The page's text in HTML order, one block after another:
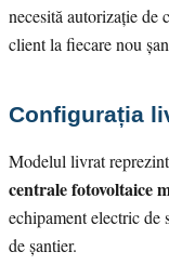
necesită autorizație de
client la fiecare nou
Configurația
Modelul livrat
centrale fotovoltaice
echipament electric de
de șantier.